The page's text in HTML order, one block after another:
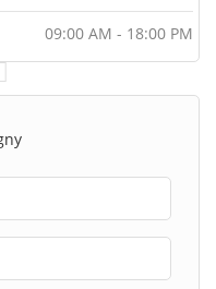
09:00 AM - 18:00 PM